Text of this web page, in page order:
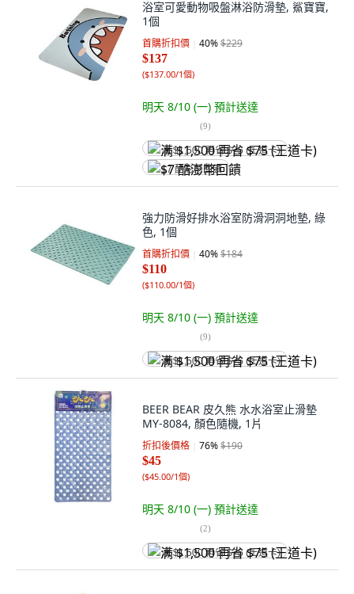
浴室可愛動物吸盤淋浴防滑墊, 鯊寶寶,
1個
首購折扣價 40%$229
$137
($137.00/1個)
明天 8/10 (一) 預計送達
(9)
满 $1,500 再省 $75 (王道卡)
$7 酷澎幣回饋
強力防滑好排水浴室防滑洞洞地墊, 綠
色, 1個
首購折扣價 40%$184
$110
($110.00/1個)
明天 8/10 (一) 預計送達
(9)
满 $1,500 再省 $75 (王道卡)
BEER BEAR 皮久熊 水水浴室止滑墊
MY-8084, 顏色隨機, 1片
折扣後價格 76%$190
$45
($45.00/1個)
明天 8/10 (一) 預計送達
(2)
满 $1,500 再省 $75 (王道卡)